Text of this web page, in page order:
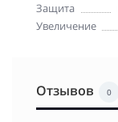
Защита
Увеличение
Отзывов 0